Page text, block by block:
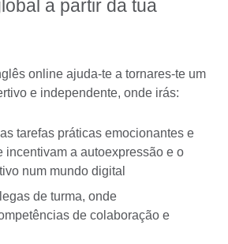
a partir da tua
online ajuda-te a tornares-te um
e independente, onde irás:
tarefas práticas emocionantes e
incentivam a autoexpressão e o
num mundo digital
de turma, onde
de colaboração e